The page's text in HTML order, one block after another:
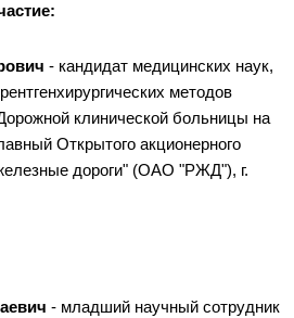
- кандидат медицинских наук,
методов
клинической больницы на
Открытого акционерного
дороги" (ОАО "РЖД"), г.
- младший научный сотрудник